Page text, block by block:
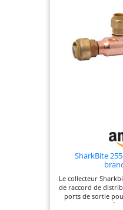
SharkBite
Le collecteur
de raccord de
ports de sortie
d'eau. Ils